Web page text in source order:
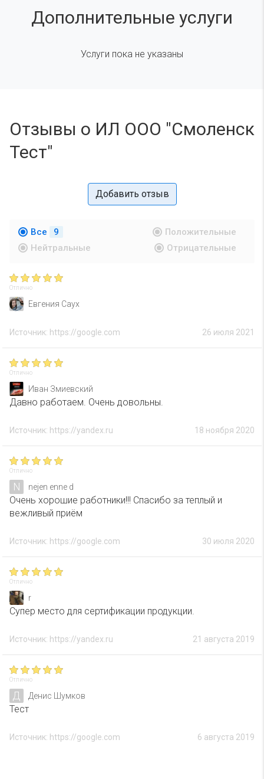
Дополнительные услуги
Услуги пока не указаны
Отзывы о ИЛ ООО "Смоленск
Тест"
Добавить отзыв
Все 9
Положительные
Нейтральные
Отрицательные
Отлично
Евгения Саух
26 июля 2021
Источник: https://google.com
Отлично
Иван Змиевский
Давно работаем. Очень довольны.
18 ноября 2020
Источник: https://yandex.ru
Отлично
N nejen enne d
Очень хорошие работники!!! Спасибо за теплый и
вежливый приём
30 июля 2020
Источник: https://google.com
Отлично
r
Супер место для сертификации продукции.
21 августа 2019
Источник: https://yandex.ru
Отлично
Д Денис Шумков
Тест
6 августа 2019
Источник: https://google.com